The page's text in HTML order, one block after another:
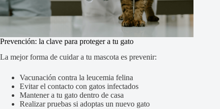
Prevención: la clave para proteger a tu gato
La mejor forma de cuidar a tu mascota es prevenir:
Vacunación contra la leucemia felina
Evitar el contacto con gatos infectados
Mantener a tu gato dentro de casa
Realizar pruebas si adoptas un nuevo gato